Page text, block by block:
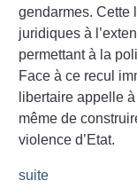
gendarmes. Cette
juridiques à
permettant à la
Face à ce recul
libertaire appelle
même de
violence d’Etat.
suite